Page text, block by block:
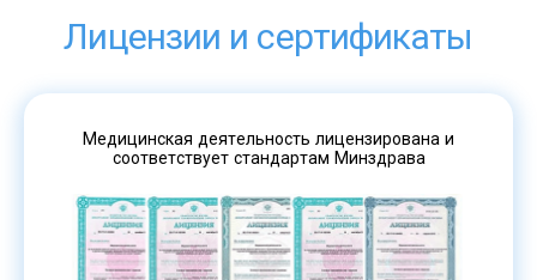
Лицензии и сертификаты
Медицинская деятельность лицензирована и
соответствует стандартам Минздрава